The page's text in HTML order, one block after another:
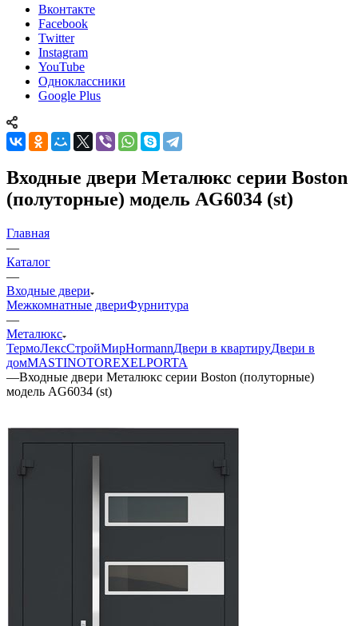
Вконтакте
Facebook
Twitter
Instagram
YouTube
Одноклассники
Google Plus
Входные двери Металюкс серии Boston
(полуторные) модель AG6034 (st)
Главная
—
Каталог
—
Входные двери
Межкомнатные двериФурнитура
—
Металюкс
ТермоЛексСтройМирHormannДвери в квартируДвери в
домMASTINOTOREXELPORTA
—Входные двери Металюкс серии Boston (полуторные)
модель AG6034 (st)